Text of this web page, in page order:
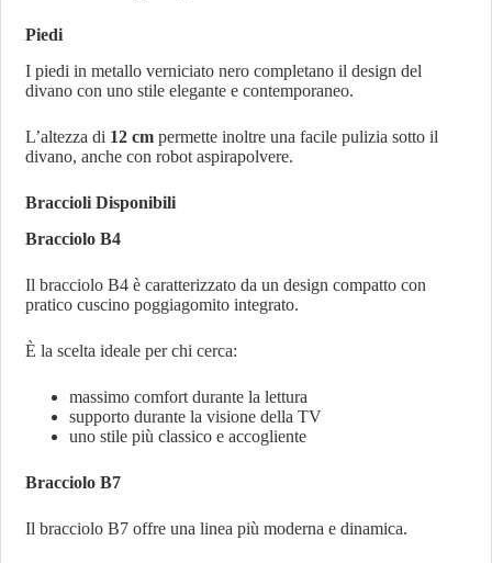
Piedi
I piedi in metallo verniciato nero completano il design del
divano con uno stile elegante e contemporaneo.
L’altezza di 12 cm permette inoltre una facile pulizia sotto il
divano, anche con robot aspirapolvere.
Braccioli Disponibili
Bracciolo B4
Il bracciolo B4 è caratterizzato da un design compatto con
pratico cuscino poggiagomito integrato.
È la scelta ideale per chi cerca:
massimo comfort durante la lettura
supporto durante la visione della TV
uno stile più classico e accogliente
Bracciolo B7
Il bracciolo B7 offre una linea più moderna e dinamica.